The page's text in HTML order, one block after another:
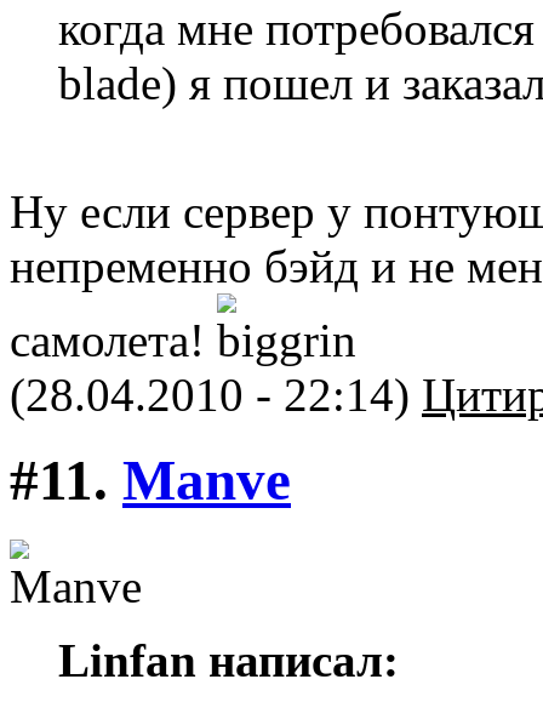
когда мне
blade) я пошел и
Ну если сервер у
непременно бэйд и не
самолета!
(28.04.2010 - 22:14)
#11. Manve
Linfan написал: